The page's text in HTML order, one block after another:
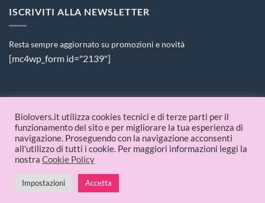
ISCRIVITI ALLA NEWSLETTER
Resta sempre aggiornato su promozioni e novità
[mc4wp_form id="2139"]
PAGAMENTI ACCETTATI
© 2026 Biolovers.it | P.IVA 09336481214
Biolovers.it utilizza cookies tecnici e di terze parti per il
funzionamento del sito e per migliorare la tua esperienza di
navigazione. Proseguendo con la navigazione acconsenti
all'utilizzo di tutti i cookie. Per maggiori informazioni leggi la
nostra Cookie Policy
Impostazioni Accetta